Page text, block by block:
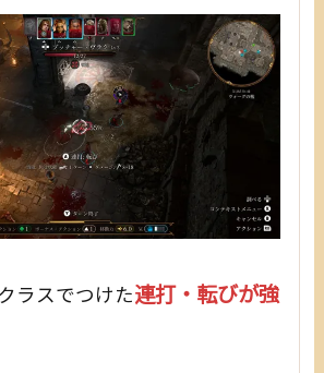
ラスでつけた連打・転びが強